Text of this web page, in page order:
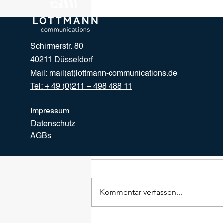
Kommentar verfassen...
Schirmerstr. 80
40211 Düsseldorf
Mail: mail(at)lottmann-communications.de
Tel: + 49 (0)211 – 498 488 11
Impressum
Datenschutz
AGBs